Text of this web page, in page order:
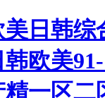
日韩
欧美
一区